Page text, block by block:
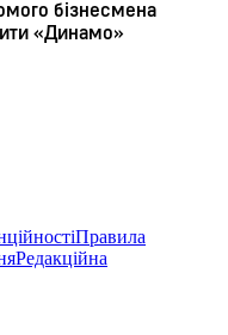
Правила
Редакційна